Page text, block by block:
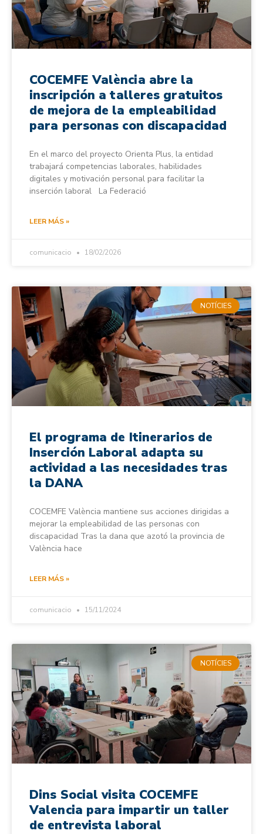
COCEMFE València abre la
inscripción a talleres gratuitos
de mejora de la empleabilidad
para personas con discapacidad
En el marco del proyecto Orienta Plus, la entidad
trabajará competencias laborales, habilidades
digitales y motivación personal para facilitar la
inserción laboral La Federació
LEER MÁS »
comunicacio 18/02/2026
NOTÍCIES
El programa de Itinerarios de
Inserción Laboral adapta su
actividad a las necesidades tras
la DANA
COCEMFE València mantiene sus acciones dirigidas a
mejorar la empleabilidad de las personas con
discapacidad Tras la dana que azotó la provincia de
València hace
LEER MÁS »
comunicacio 15/11/2024
NOTÍCIES
Dins Social visita COCEMFE
Valencia para impartir un taller
de entrevista laboral